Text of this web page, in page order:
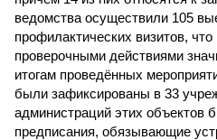
ведомства осуществили 105
профилактических визитов,
проверочными действиями
итогам проведённых
были зафиксированы в 33
администраций этих объектов
предписания, обязывающие